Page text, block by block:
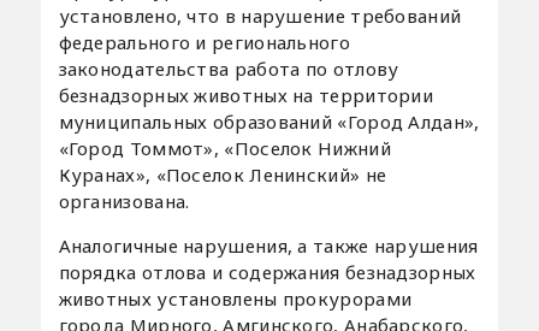
установлено, что в нарушение требований
федерального и регионального
законодательства работа по отлову
безнадзорных животных на территории
муниципальных образований «Город Алдан»,
«Город Томмот», «Поселок Нижний
Куранах», «Поселок Ленинский» не
организована.
Аналогичные нарушения, а также нарушения
порядка отлова и содержания безнадзорных
животных установлены прокурорами
города Мирного, Амгинского, Анабарского,